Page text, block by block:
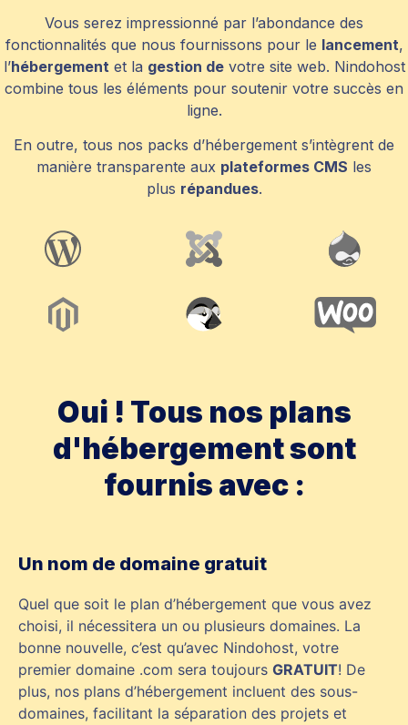
Vous serez impressionné par l’abondance des
fonctionnalités que nous fournissons pour le lancement,
l’hébergement et la gestion devotre site web. Nindohost
combine tous les éléments pour soutenir votre succès en
ligne.
En outre, tous nos packs d’hébergement s’intègrent de
manière transparente aux plateformes CMS les
plus répandues.
Oui ! Tous nos plans
d'hébergement sont
fournis avec :
Un nom de domaine gratuit
Quel que soit le plan d’hébergement que vous avez
choisi, il nécessitera un ou plusieurs domaines. La
bonne nouvelle, c’est qu’avec Nindohost, votre
premier domaine .com sera toujours GRATUIT! De
plus, nos plans d’hébergement incluent des sous-
domaines, facilitant la séparation des projets et